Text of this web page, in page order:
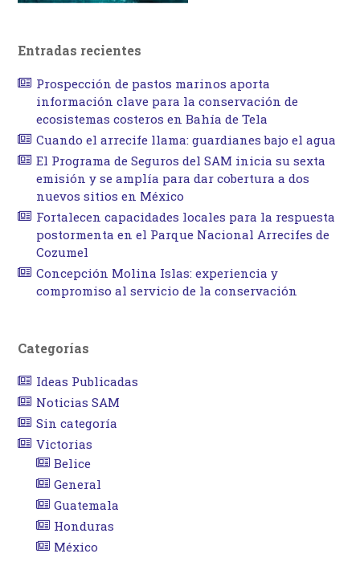
Entradas recientes
Prospección de pastos marinos aporta
información clave para la conservación de
ecosistemas costeros en Bahía de Tela
Cuando el arrecife llama: guardianes bajo el agua
El Programa de Seguros del SAM inicia su sexta
emisión y se amplía para dar cobertura a dos
nuevos sitios en México
Fortalecen capacidades locales para la respuesta
postormenta en el Parque Nacional Arrecifes de
Cozumel
Concepción Molina Islas: experiencia y
compromiso al servicio de la conservación
Categorías
Ideas Publicadas
Noticias SAM
Sin categoría
Victorias
Belice
General
Guatemala
Honduras
México